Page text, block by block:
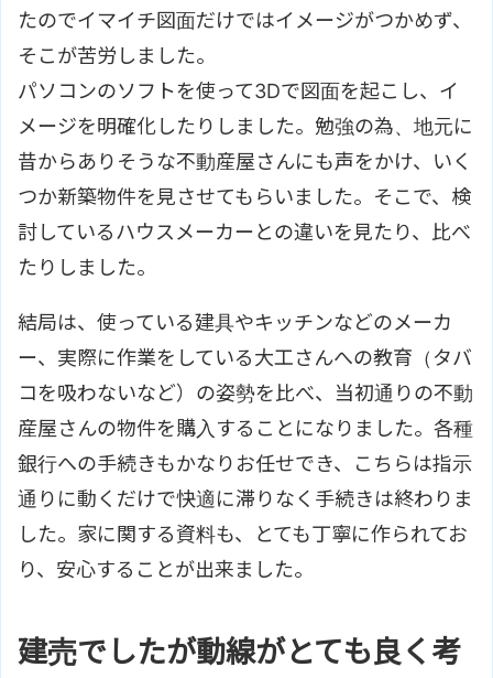
たのでイマイチ図面だけではイメージがつかめず、
そこが苦労しました。
パソコンのソフトを使って3Dで図面を起こし、イ
メージを明確化したりしました。勉強の為、地元に
昔からありそうな不動産屋さんにも声をかけ、いく
つか新築物件を見させてもらいました。そこで、検
討しているハウスメーカーとの違いを見たり、比べ
たりしました。
結局は、使っている建具やキッチンなどのメーカ
ー、実際に作業をしている大工さんへの教育（タバ
コを吸わないなど）の姿勢を比べ、当初通りの不動
産屋さんの物件を購入することになりました。各種
銀行への手続きもかなりお任せでき、こちらは指示
通りに動くだけで快適に滞りなく手続きは終わりま
した。家に関する資料も、とても丁寧に作られてお
り、安心することが出来ました。
建売でしたが動線がとても良く考